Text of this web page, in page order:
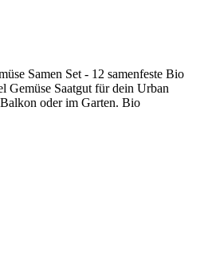
Samen Set - 12 samenfeste Bio
Gemüse Saatgut für dein Urban
oder im Garten. Bio